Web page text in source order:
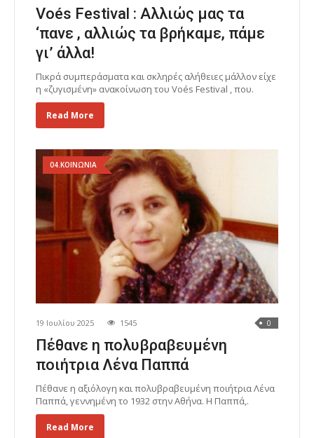
Voés Festival : Αλλιώς μας τα
‘πανε , αλλιώς τα βρήκαμε, πάμε
γι’ άλλα!
Πικρά συμπεράσματα και σκληρές αλήθειες μάλλον είχε
η «ζυγισμένη» ανακοίνωση του Voés Festival , που.
Read More
04.ΚΟΙΝΩΝΙΑ
19 Ιουλίου 2025 1545 0
Πέθανε η πολυβραβευμένη
ποιήτρια Λένα Παππά
Πέθανε η αξιόλογη και πολυβραβευμένη ποιήτρια Λένα
Παππά, γεννημένη το 1932 στην Αθήνα. Η Παππά,.
Read More